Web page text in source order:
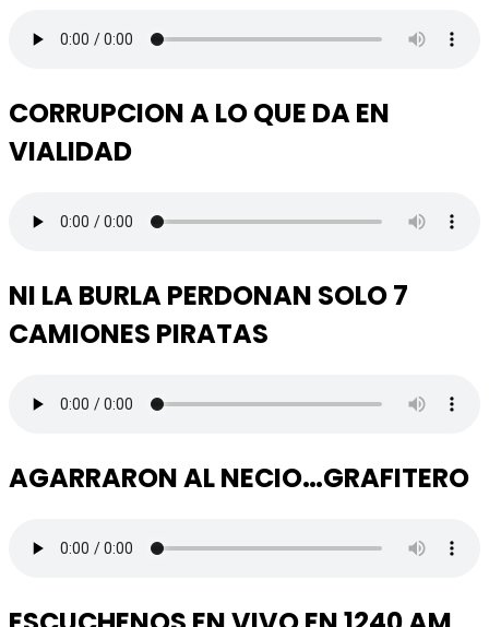
CORRUPCION A LO QUE DA EN
VIALIDAD
NI LA BURLA PERDONAN SOLO 7
CAMIONES PIRATAS
AGARRARON AL NECIO…GRAFITERO